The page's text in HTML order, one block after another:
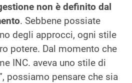
non è definito dal
. Sebbene possiate
degli approcci, ogni stile
potere. Dal momento che
INC. aveva uno stile di
possiamo pensare che sia